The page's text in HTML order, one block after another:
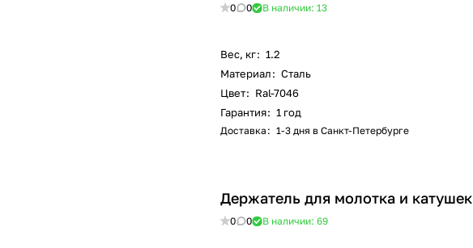
0 0 В наличии: 13
Вес, кг: 1.2
Материал: Сталь
Цвет: Ral-7046
Гарантия: 1 год
Доставка : 1-3 дня в Санкт-Петербурге
Держатель для молотка и катушек
0 0 В наличии: 69